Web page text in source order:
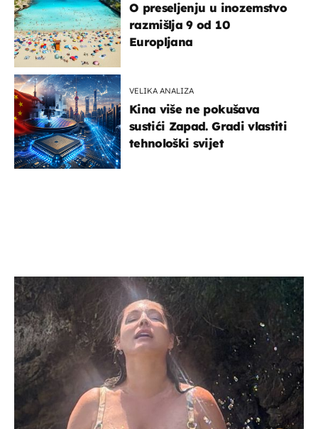
O preseljenju u inozemstvo
razmišlja 9 od 10
Europljana
VELIKA ANALIZA
Kina više ne pokušava
sustići Zapad. Gradi vlastiti
tehnološki svijet